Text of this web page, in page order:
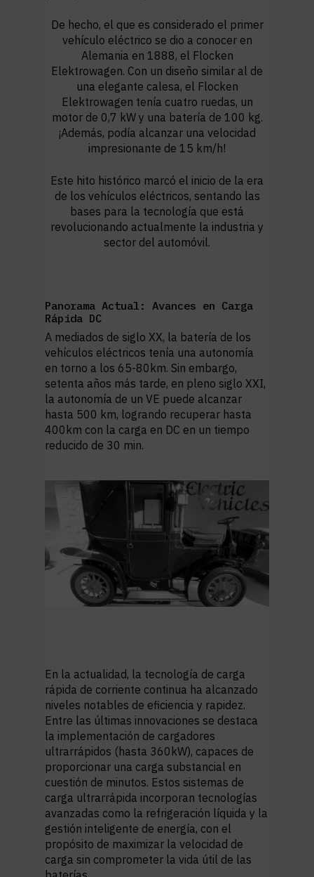
De hecho, el que es considerado el primer
vehículo eléctrico se dio a conocer en
Alemania en 1888, el Flocken
Elektrowagen. Con un diseño similar al de
una elegante calesa, el Flocken
Elektrowagen tenía cuatro ruedas, un
motor de 0,7 kW y una batería de 100 kg.
¡Además, podía alcanzar una velocidad
impresionante de 15 km/h!
Este hito histórico marcó el inicio de la era
de los vehículos eléctricos, sentando las
bases para la tecnología que está
revolucionando actualmente la industria y
sector del automóvil.
Panorama Actual: Avances en Carga
Rápida DC
A mediados de siglo XX, la batería de los
vehículos eléctricos tenía una autonomía
en torno a los 65-80km. Sin embargo,
setenta años más tarde, en pleno siglo XXI,
la autonomía de un VE puede alcanzar
hasta 500 km, logrando recuperar hasta
400km con la carga en DC en un tiempo
reducido de 30 min.
En la actualidad, la tecnología de carga
rápida de corriente continua ha alcanzado
niveles notables de eficiencia y rapidez.
Entre las últimas innovaciones se destaca
la implementación de cargadores
ultrarrápidos (hasta 360kW), capaces de
proporcionar una carga substancial en
cuestión de minutos. Estos sistemas de
carga ultrarrápida incorporan tecnologías
avanzadas como la refrigeración líquida y la
gestión inteligente de energía, con el
propósito de maximizar la velocidad de
carga sin comprometer la vida útil de las